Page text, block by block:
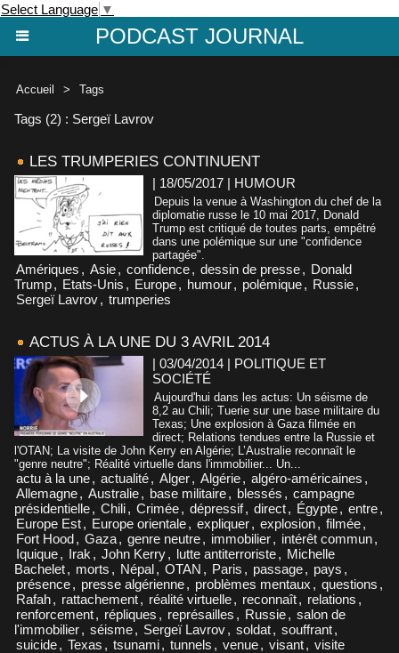
Select Language ▼
PODCAST JOURNAL
Accueil > Tags
Tags (2) : Sergeï Lavrov
LES TRUMPERIES CONTINUENT
| 18/05/2017 | HUMOUR
Depuis la venue à Washington du chef de la
diplomatie russe le 10 mai 2017, Donald
Trump est critiqué de toutes parts, empêtré
dans une polémique sur une "confidence
partagée".
Amériques , Asie, confidence, dessin de presse, Donald
Trump, Etats-Unis , Europe, humour, polémique, Russie,
Sergeï Lavrov, trumperies
ACTUS À LA UNE DU 3 AVRIL 2014
| 03/04/2014 | POLITIQUE ET
SOCIÉTÉ
Aujourd'hui dans les actus: Un séisme de
8,2 au Chili; Tuerie sur une base militaire du
Texas; Une explosion à Gaza filmée en
direct; Relations tendues entre la Russie et
l'OTAN; La visite de John Kerry en Algérie; L’Australie reconnaît le
"genre neutre"; Réalité virtuelle dans l'immobilier... Un...
actu à la une, actualité, Alger, Algérie, algéro-américaines ,
Allemagne, Australie, base militaire, blessés , campagne
présidentielle, Chili, Crimée, dépressif, direct, Égypte, entre,
Europe Est, Europe orientale, expliquer, explosion, filmée,
Fort Hood, Gaza, genre neutre, immobilier, intérêt commun,
Iquique, Irak , John Kerry, lutte antiterroriste, Michelle
Bachelet, morts , Népal, OTAN , Paris , passage, pays ,
présence, presse algérienne, problèmes mentaux , questions ,
Rafah, rattachement, réalité virtuelle, reconnaît, relations ,
renforcement, répliques , représailles , Russie, salon de
l'immobilier, séisme, Sergeï Lavrov, soldat, souffrant,
suicide, Texas , tsunami, tunnels , venue, visant, visite